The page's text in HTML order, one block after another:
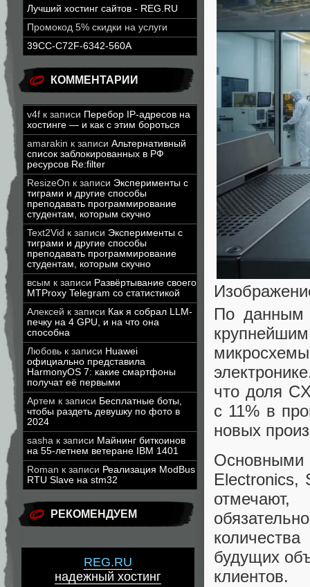
Лучший хостинг сайтов - REG.RU
Промокод 5% скидки на услуги
39CC-C72F-6342-560A
КОММЕНТАРИИ
v4f к записи Перебор IP-адресов на
хостинге — и как с этим бороться
amarakin к записи Альтернативный
список заблокированных в РФ
ресурсов Re:filter
ResizeOn к записи Эксперименты с
тиграми и другие способы
преподавать программирование
студентам, которым скучно
Text2Vid к записи Эксперименты с
тиграми и другие способы
преподавать программирование
студентам, которым скучно
всым к записи Развёртывание своего
MTProxy Telegram со статистикой
Алексей к записи Как я собрал LLM-
печку на 4 GPU, и на что она
способна
Любовь к записи Huawei
официально представила
HarmonyOS 7: какие смартфоны
получат её первыми
Артем к записи Бесплатные боты,
чтобы раздеть девушку по фото в
2024
sasha к записи Майнинг биткоинов
на 55-летнем ветеране IBM 1401
Roman к записи Реализация ModBus
RTU Slave на stm32
РЕКОМЕНДУЕМ
REG.RU
надежный хостинг
По данным
что доля
с 11% в
новых
Electronics,
будущих
клиентов.